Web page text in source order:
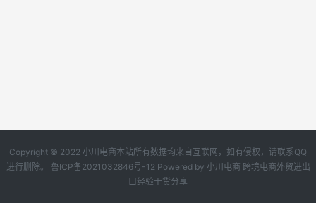
Copyright © 2022 小川电商本站所有数据均来自互联网，如有侵权，请联系QQ
进行删除。 鲁ICP备2021032846号-12 Powered by 小川电商 跨境电商外贸进出
口经验干货分享